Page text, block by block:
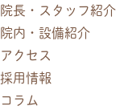
院長・スタッフ紹介
院内・設備紹介
アクセス
採用情報
コラム